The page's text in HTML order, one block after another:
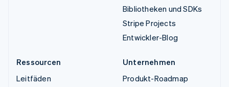
Bibliotheken und SDKs
Stripe Projects
Entwickler-Blog
Ressourcen
Leitfäden
Unternehmen
Produkt-Roadmap